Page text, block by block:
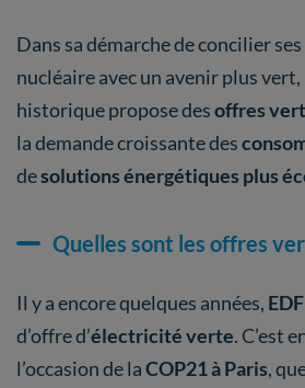
Dans sa démarche de concilier
nucléaire avec un avenir plus
historique propose desoffres
la demande croissante des
desolutions énergétiques plus
Quelles sont les offres
Il y a encore quelques années, EDF
d’offre d’électricité verte. C’est
l’occasion de laCOP21 à Paris,